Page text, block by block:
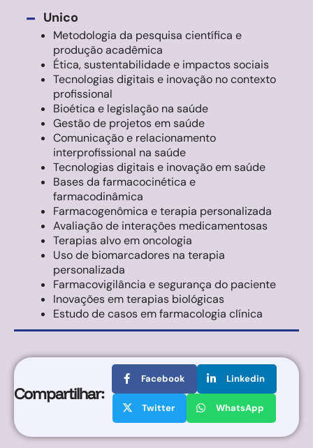
- Unico
Metodologia da pesquisa científica e
produção acadêmica
Ética, sustentabilidade e impactos sociais
Tecnologias digitais e inovação no contexto
profissional
Bioética e legislação na saúde
Gestão de projetos em saúde
Comunicação e relacionamento
interprofissional na saúde
Tecnologias digitais e inovação em saúde
Bases da farmacocinética e
farmacodinâmica
Farmacogenômica e terapia personalizada
Avaliação de interações medicamentosas
Terapias alvo em oncologia
Uso de biomarcadores na terapia
personalizada
Farmacovigilância e segurança do paciente
Inovações em terapias biológicas
Estudo de casos em farmacologia clínica
Compartilhar:
Facebook Linkedin
Twitter WhatsApp